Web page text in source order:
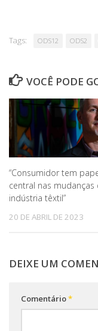
Tags: ODS12 ODS2
VOCÊ PODE
“Consumidor tem
central nas mudanças
indústria têxtil”
20 DE ABRIL DE 2023
DEIXE UM
Comentário*